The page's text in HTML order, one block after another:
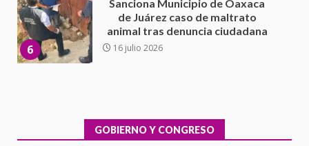
7
California; FGR lo investiga por
presuntos delitos de
delincuencia organizada y
contrabando
1
Xanica: Jesús Romero
7 agosto 2026
GOBIERNO Y CONGRESO